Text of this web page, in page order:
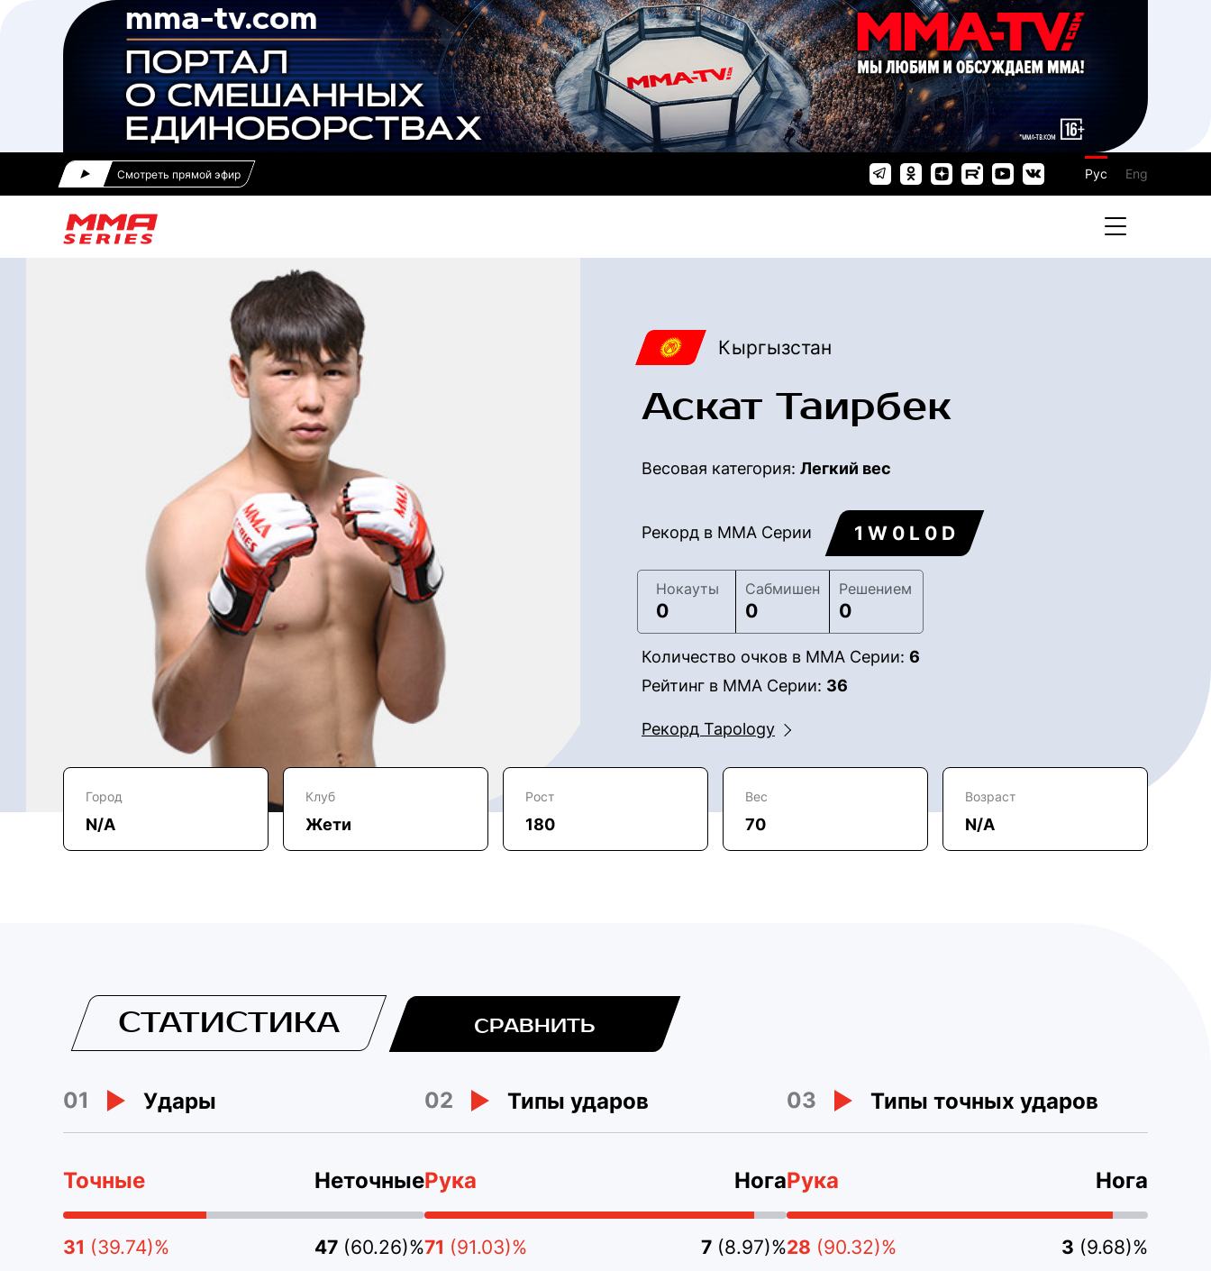
Смотреть прямой эфир Рус Eng
Кыргызстан
Аскат Таирбек
Весовая категория: Легкий вес
Рекорд в ММА Серии 1 W 0 L 0 D
Нокауты
0
Сабмишен
0
Решением
0
Количество очков в ММА Серии: 6
Рейтинг в ММА Серии: 36
Рекорд Tapology
Город
N/A
Клуб
Жети
Рост
180
Вес
70
Возраст
N/A
СТАТИСТИКА СРАВНИТЬ
01 Удары
Точные Неточные
31 (39.74)% 47 (60.26)%
02 Типы ударов
Рука Нога
71 (91.03)% 7 (8.97)%
03 Типы точных ударов
Рука Нога
28 (90.32)% 3 (9.68)%